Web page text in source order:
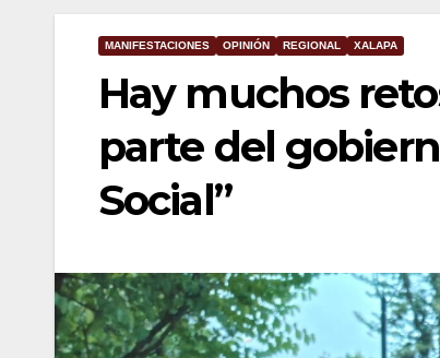
MANIFESTACIONES OPINIÓN REGIONAL XALAPA
Hay muchos
parte del
Social”